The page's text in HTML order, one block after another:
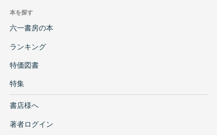
本を探す
六一書房の本
ランキング
特価図書
特集
書店様へ
著者ログイン